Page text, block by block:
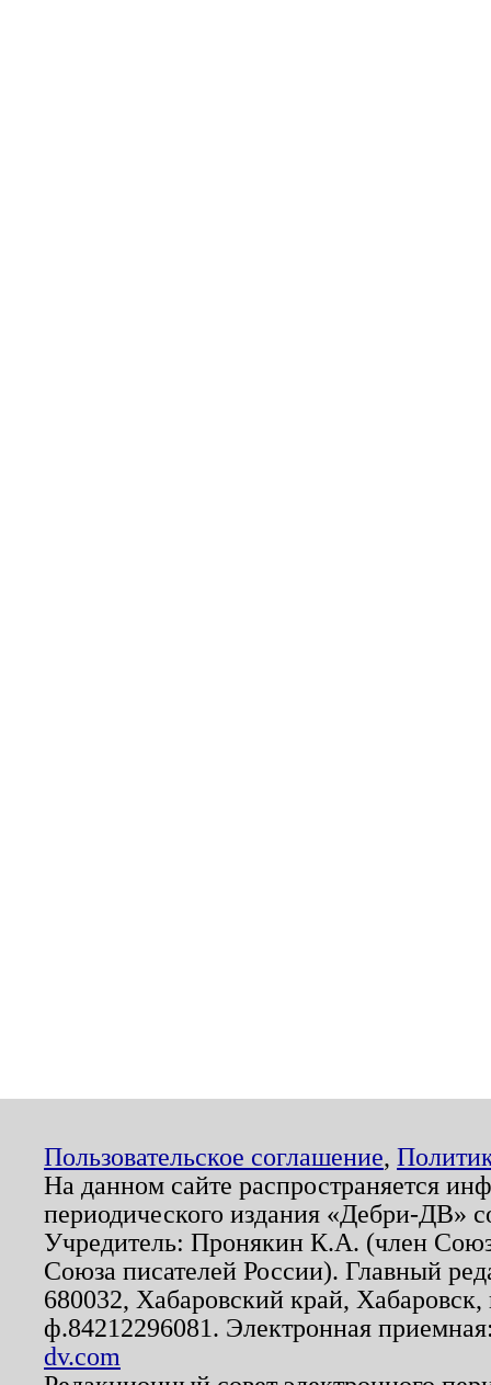
Пользовательское соглашение,
На данном сайте распространяется
периодического издания «Дебри-ДВ»
Учредитель: Пронякин К.А. (член
Союза писателей России). Главный
680032, Хабаровский край,
ф.84212296081. Электронная
dv.com